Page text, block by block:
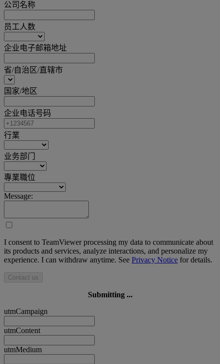
公司名称
员工人数
企业电子邮箱地址
省/自治区/直辖市
国家/地区
企业电话号码
行業
业务部门
專業職位
Message:
I consent to TeamViewer processing my data to communicate about
its products and services, analyze interactions, and personalize my
experience. I can withdraw anytime. See Privacy Notice for details.
Contact us
Submitting ...
utmCampaign
utmContent
utmMedium